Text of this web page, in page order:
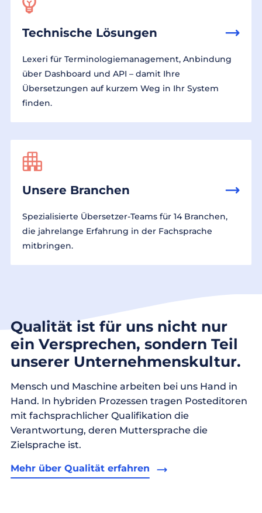
Technische Lösungen
Lexeri für Terminologiemanagement, Anbindung
über Dashboard und API – damit Ihre
Übersetzungen auf kurzem Weg in Ihr System
finden.
Unsere Branchen
Spezialisierte Übersetzer-Teams für 14 Branchen,
die jahrelange Erfahrung in der Fachsprache
mitbringen.
Qualität ist für uns nicht nur
ein Versprechen, sondern Teil
unserer Unternehmenskultur.
Mensch und Maschine arbeiten bei uns Hand in
Hand. In hybriden Prozessen tragen Posteditoren
mit fachsprachlicher Qualifikation die
Verantwortung, deren Muttersprache die
Zielsprache ist.
Mehr über Qualität erfahren